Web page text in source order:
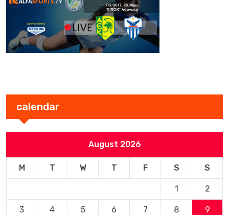
calendar
August 2026
M T W T F S S
1 2
3 4 5 6 7 8 9